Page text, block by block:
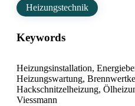
Heizungstechnik
Keywords
Heizungsinstallation,
Heizungswartung,
Hackschnitzelheizung,
Viessmann